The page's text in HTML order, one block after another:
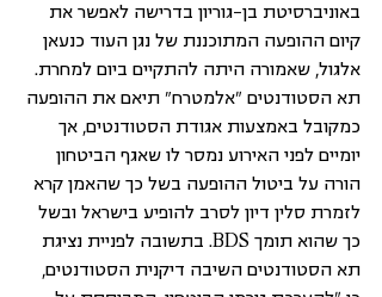
באוניברסיטת בן-גוריון בדרישה לאפשר את
קיום ההופעה המתוכננת של נגן העוד כנעאן
אלגול, שאמורה היתה להתקיים ביום למחרת.
תא הסטודנטים "אלמטרח״ תיאם את ההופעה
כמקובל באמצעות אגודת הסטודנטים, אך
יומיים לפני האירוע נמסר לו שאגף הביטחון
הורה על ביטול ההופעה בשל כך שהאמן קרא
לזמרת סלין דיון לסרב להופיע בישראל ובשל
כך שהוא תומך BDS. בתשובה לפניית נציגת
תא הסטודנטים השיבה דיקנית הסטודנטים,